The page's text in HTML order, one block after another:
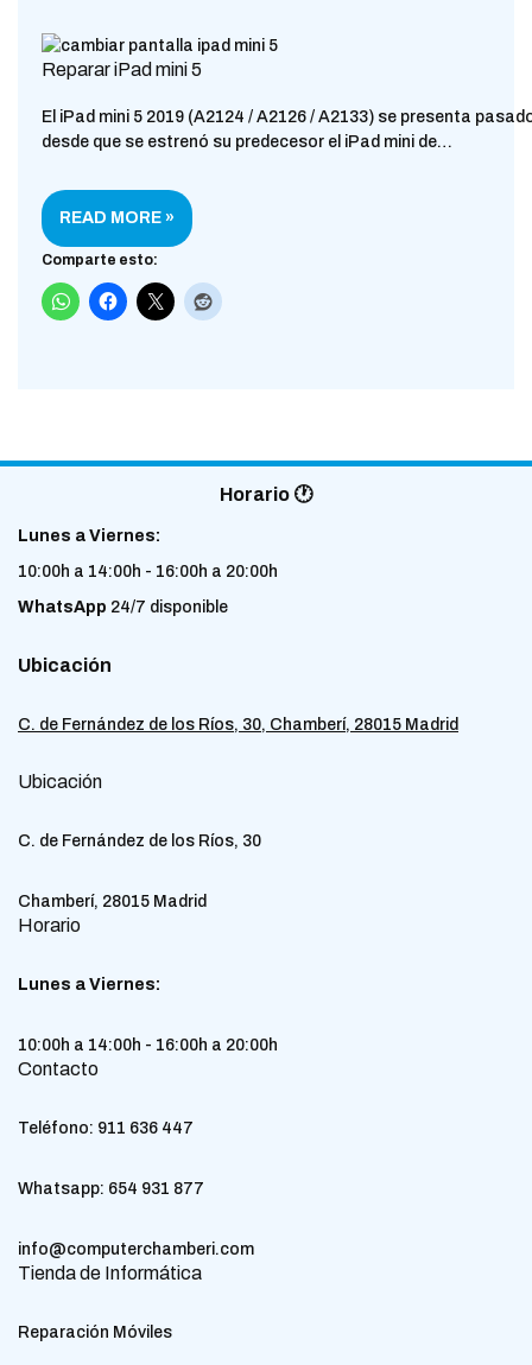
Reparar iPad mini 5
El iPad mini 5 2019 (A2124 / A2126 / A2133) se presenta
desde que se estrenó su predecesor el iPad mini de…
READ MORE »
Comparte esto:
Horario 🕐
Lunes a Viernes:
10:00h a 14:00h - 16:00h a 20:00h
WhatsApp 24/7 disponible
Ubicación
C. de Fernández de los Ríos, 30, Chamberí, 28015 Madrid
Ubicación
C. de Fernández de los Ríos, 30
Chamberí, 28015 Madrid
Horario
Lunes a Viernes:
10:00h a 14:00h - 16:00h a 20:00h
Contacto
Teléfono: 911 636 447
Whatsapp: 654 931 877
info@computerchamberi.com
Tienda de Informática
Reparación Móviles